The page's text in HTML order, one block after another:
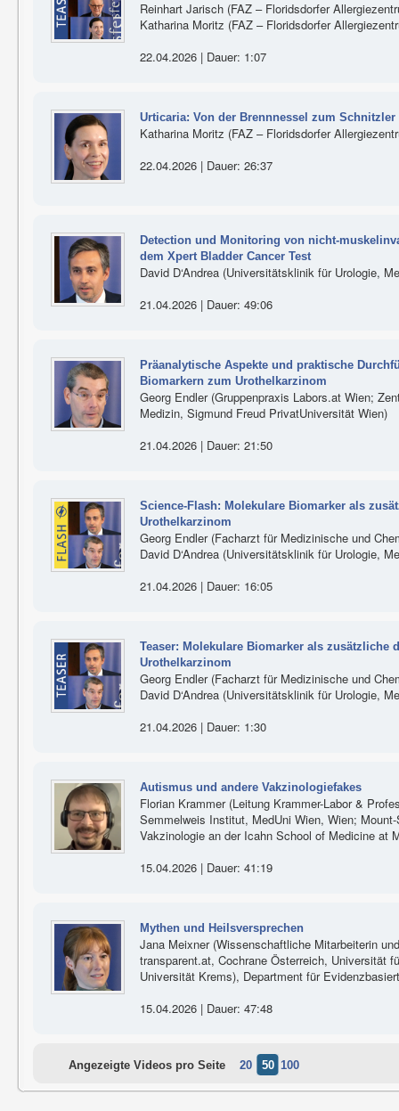
Reinhart Jarisch (FAZ – Floridsdorfer
Katharina Moritz (FAZ – Floridsdorfer
22.04.2026 | Dauer: 1:07
Urticaria: Von der Brennnessel zum
Katharina Moritz (FAZ – Floridsdorfer
22.04.2026 | Dauer: 26:37
Detection und Monitoring von nicht-
dem Xpert Bladder Cancer Test
David D‘Andrea (Universitätsklinik für Urologie,
21.04.2026 | Dauer: 49:06
Präanalytische Aspekte und praktische
Biomarkern zum Urothelkarzinom
Georg Endler (Gruppenpraxis Labors.at Wien;
Medizin, Sigmund Freud PrivatUniversität Wien)
21.04.2026 | Dauer: 21:50
Science-Flash: Molekulare Biomarker als
Urothelkarzinom
Georg Endler (Facharzt für Medizinische und
David D‘Andrea (Universitätsklinik für Urologie,
21.04.2026 | Dauer: 16:05
Teaser: Molekulare Biomarker als zusätzliche
Urothelkarzinom
Georg Endler (Facharzt für Medizinische und
David D‘Andrea (Universitätsklinik für Urologie,
21.04.2026 | Dauer: 1:30
Autismus und andere Vakzinologiefakes
Florian Krammer (Leitung Krammer-Labor &
Semmelweis Institut, MedUni Wien, Wien;
Vakzinologie an der Icahn School of Medicine at
15.04.2026 | Dauer: 41:19
Mythen und Heilsversprechen
Jana Meixner (Wissenschaftliche Mitarbeiterin
transparent.at, Cochrane Österreich, Universität
Universität Krems), Department für
15.04.2026 | Dauer: 47:48
Angezeigte Videos pro Seite 20 50 100